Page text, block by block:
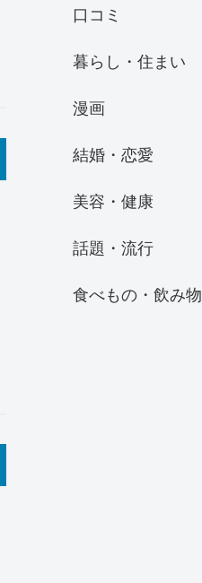
口コミ
暮らし・住まい
漫画
結婚・恋愛
美容・健康
話題・流行
食べもの・飲み物